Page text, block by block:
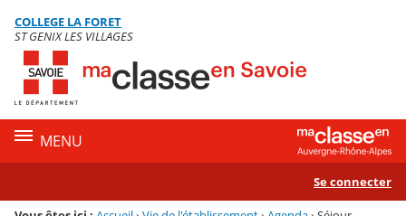
Menu de la rubrique
Contenu
COLLEGE LA FORET
ST GENIX LES VILLAGES
MENU
Se connecter